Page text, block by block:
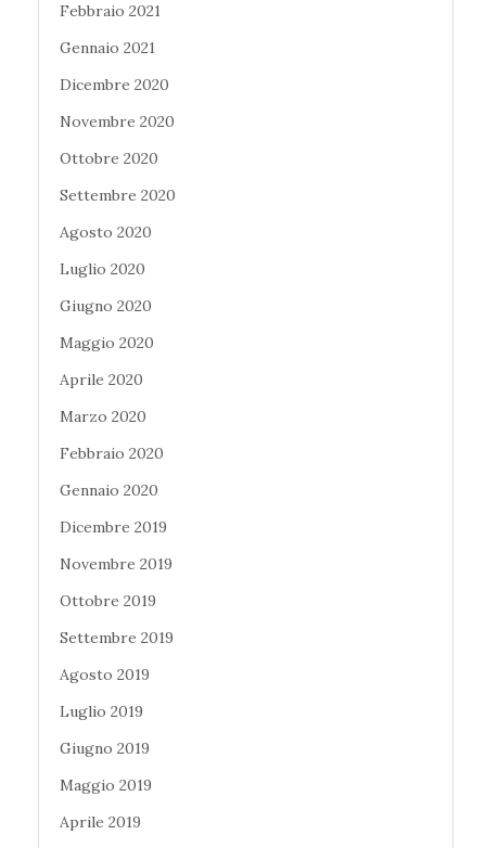
Febbraio 2021
Gennaio 2021
Dicembre 2020
Novembre 2020
Ottobre 2020
Settembre 2020
Agosto 2020
Luglio 2020
Giugno 2020
Maggio 2020
Aprile 2020
Marzo 2020
Febbraio 2020
Gennaio 2020
Dicembre 2019
Novembre 2019
Ottobre 2019
Settembre 2019
Agosto 2019
Luglio 2019
Giugno 2019
Maggio 2019
Aprile 2019